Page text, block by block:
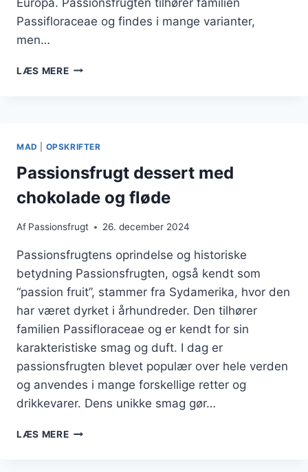
Passifloraceae og findes i mange varianter,
men…
LÆS MEREPASSIONSFRUGT
MAD OPSKRIFTER
Passionsfrugt dessert med
chokolade og fløde
Af Passionsfrugt 26. december 2024
Passionsfrugtens oprindelse og historiske
betydning Passionsfrugten, også kendt som
“passion fruit”, stammer fra Sydamerika, hvor den
har været dyrket i århundreder. Den tilhører
familien Passifloraceae og er kendt for sin
karakteristiske smag og duft. I dag er
passionsfrugten blevet populær over hele verden
og anvendes i mange forskellige retter og
drikkevarer. Dens unikke smag gør…
LÆS MEREPASSIONSFRUGT